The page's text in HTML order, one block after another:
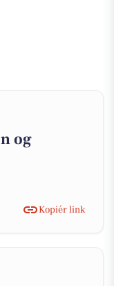
og
Kopiér link